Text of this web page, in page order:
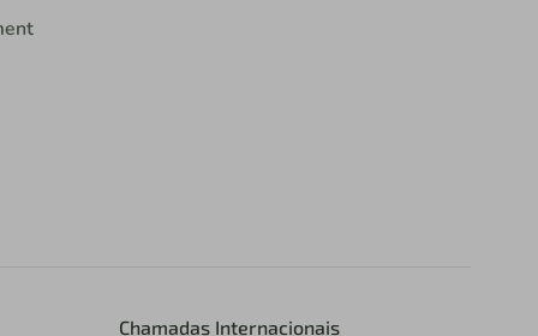
Chamadas Internacionais